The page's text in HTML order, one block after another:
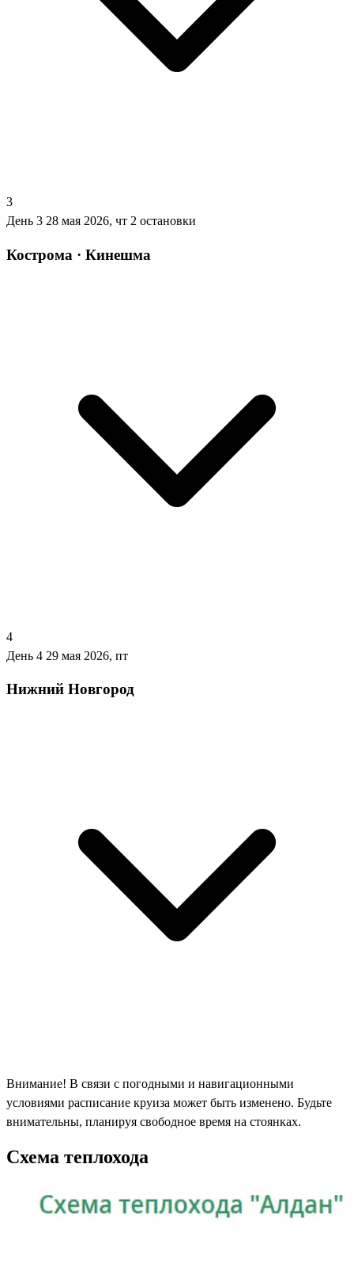
3
День 3 28 мая 2026, чт 2 остановки
Кострома · Кинешма
4
День 4 29 мая 2026, пт
Нижний Новгород
Внимание! В связи с погодными и навигационными
условиями расписание круиза может быть изменено. Будьте
внимательны, планируя свободное время на стоянках.
Схема теплохода